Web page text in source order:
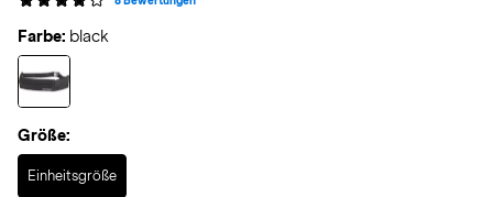
Farbe: black
Größe:
Einheitsgröße
Selected